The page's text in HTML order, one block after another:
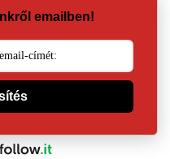
emailben!